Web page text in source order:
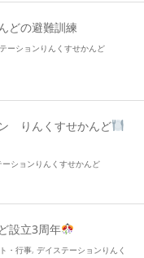
どの避難訓練
ーションりんくすせかんど
りんくすせかんど
ーションりんくすせかんど
設立3周年
・行事, デイステーションりんく